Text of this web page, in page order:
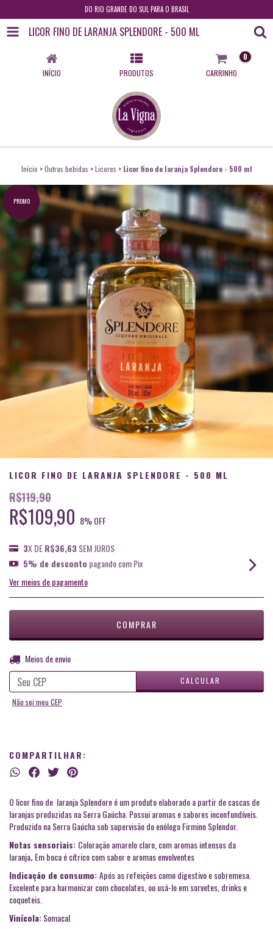
DO RIO GRANDE DO SUL PARA O BRASIL
LICOR FINO DE LARANJA SPLENDORE - 500 ML
INÍCIO PRODUTOS CARRINHO
0
Início > Outras bebidas > Licores > Licor fino de laranja Splendore - 500 ml
PROMO
LICOR FINO DE LARANJA SPLENDORE - 500 ML
R$119,90
R$109,90 8% OFF
3X DER$36,63SEM JUROS
5% de desconto pagando com Pix
Ver meios de pagamento
Entregas para o CEP:
Meios de envio
CALCULAR
Não sei meu CEP
COMPARTILHAR:
O licor fino de laranja Splendore é um produto elaborado a partir de cascas de
laranjas produzidas na Serra Gaúcha. Possui aromas e sabores inconfundíveis.
Produzido na Serra Gaúcha sob supervisão do enólogo Firmino Splendor.
Notas sensoriais: Coloração amarelo claro, com aromas intensos da
laranja.Em boca é cítrico com sabor e aromas envolventes
Indicação de consumo:Após as refeições como digestivo e sobremesa.
Excelente para harmonizar com chocolates, ou usá-lo em sorvetes, drinks e
coqueteis.
Vinícola:Somacal